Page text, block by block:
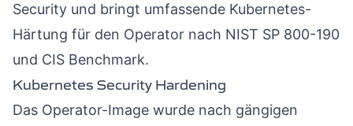
Security und bringt umfassende Kubernetes-
Härtung für den Operator nach NIST SP 800-190
und CIS Benchmark.
Kubernetes Security Hardening
Das Operator-Image wurde nach gängigen